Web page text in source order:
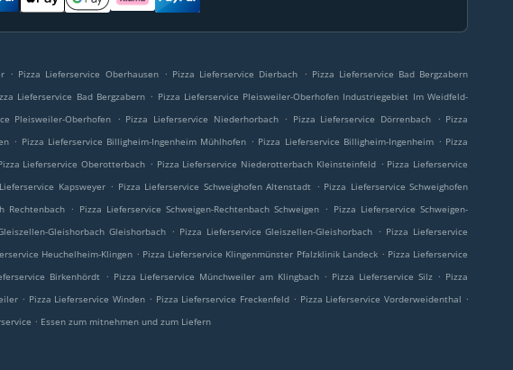
. Pizza Lieferservice Oberhausen . Pizza Lieferservice Dierbach . Pizza Lieferservice Bad Bergzabern
Lieferservice Bad Bergzabern . Pizza Lieferservice Pleisweiler-Oberhofen Industriegebiet Im Weidfeld-
Pleisweiler-Oberhofen . Pizza Lieferservice Niederhorbach . Pizza Lieferservice Dörrenbach . Pizza
. Pizza Lieferservice Billigheim-Ingenheim Mühlhofen . Pizza Lieferservice Billigheim-Ingenheim . Pizza
Lieferservice Oberotterbach . Pizza Lieferservice Niederotterbach Kleinsteinfeld . Pizza Lieferservice
Kapsweyer . Pizza Lieferservice Schweighofen Altenstadt . Pizza Lieferservice Schweighofen
Rechtenbach . Pizza Lieferservice Schweigen-Rechtenbach Schweigen . Pizza Lieferservice Schweigen-
Gleishorbach Gleishorbach . Pizza Lieferservice Gleiszellen-Gleishorbach . Pizza Lieferservice
Heuchelheim-Klingen . Pizza Lieferservice Klingenmünster Pfalzklinik Landeck . Pizza Lieferservice
Birkenhördt . Pizza Lieferservice Münchweiler am Klingbach . Pizza Lieferservice Silz . Pizza
. Pizza Lieferservice Winden . Pizza Lieferservice Freckenfeld . Pizza Lieferservice Vorderweidenthal .
. Essen zum mitnehmen und zum Liefern